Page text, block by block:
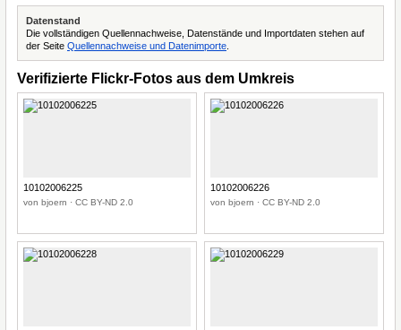
Datenstand
Die vollständigen Quellennachweise, Datenstände und Importdaten stehen auf
der Seite Quellennachweise und Datenimporte
Verifizierte Flickr-Fotos aus dem Umkreis
10102006225
von bjoern · CC BY-ND 2.0
10102006226
von bjoern · CC BY-ND 2.0